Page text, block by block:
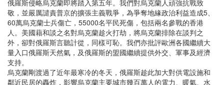
俄羅斯侵略烏克蘭即將踏入第五年。我們對烏克蘭人頑強抗戰致
敬，並嚴厲譴責普京的擴張主義戰爭，為爭奪地緣政治利益造成5、
60萬烏克蘭士兵傷亡，55000名平民死傷，包括兩名參戰的香港
人。美國藉和談之名對烏克蘭趁火打劫，將烏克蘭排除在談判之
外，卻對俄羅斯言聽計從，同樣可恥。我們亦批評歐洲各國繼續大
量入口俄羅斯天然氣，及俄羅斯的盟國繼續提供外交、軍事及經濟
支持。
烏克蘭剛渡過了近年最寒冷的冬天，俄羅斯趁此加大對供電設施和
鄰近民居的轟炸，影響烏克蘭主要城市幾百萬人的電力、暖氣、水